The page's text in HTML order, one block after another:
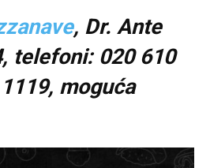
, Dr. Ante
telefoni: 020 610
moguća